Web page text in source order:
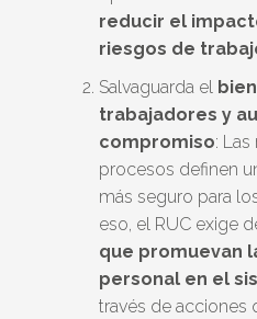
reducir el
riesgos de
Salvaguarda el
trabajadores y
compromiso:
procesos definen
más seguro para
eso, el RUC exige
que promuevan
personal en el
través de acciones